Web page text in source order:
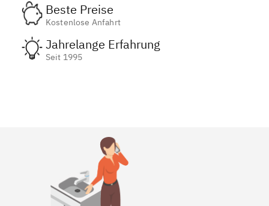
Beste Preise
Kostenlose Anfahrt
Jahrelange Erfahrung
Seit 1995